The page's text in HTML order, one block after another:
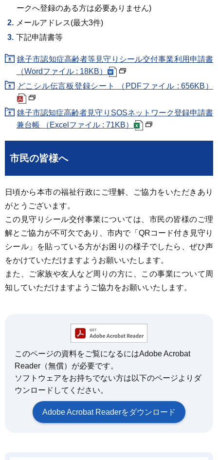
ークへ登録のある方は必要ありません)
メールアドレス(最大3件)
下記申請書等
銚子市認知症高齢者等見守りシール交付事業利用申請書
（Wordファイル : 18KB）
どこシル伝言板登録シート （PDFファイル : 656KB）
銚子市認知症高齢者見守りSOSネットワーク登録申請書
兼台帳 （Excelファイル : 71KB）
市民の皆様へ
日頃から本市の福祉行政にご理解、ご協力をいただきあり
がとうございます。
この見守りシール交付事業については、市民の皆様のご理
解とご協力が不可欠であり、市内で「QRコード付き見守り
シール」を貼っている方がお困りの様子でしたら、ぜひ声
をかけていただけますようお願いいたします。
また、ご家族や友人など周りの方に、この事業について周
知していただけますようご協力をお願いいたします。
このページの資料をご覧になるにはAdobe Acrobat
Reader（無償）が必要です。
ソフトウェアをお持ちでない方は以下のページよりダ
ウンロードしてください。
Adobe Acrobat Readerをダウンロード